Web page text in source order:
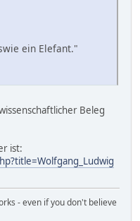
ein Elefant."
Beleg
ist:
- even if you don't believe